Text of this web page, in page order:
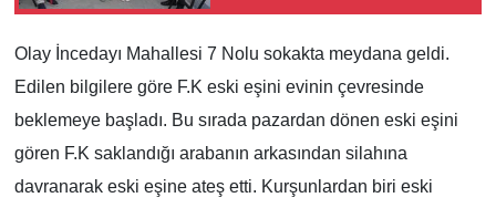
Olay İncedayı Mahallesi 7 Nolu sokakta meydana geldi.
Edilen bilgilere göre F.K eski eşini evinin çevresinde
beklemeye başladı. Bu sırada pazardan dönen eski eşini
gören F.K saklandığı arabanın arkasından silahına
davranarak eski eşine ateş etti. Kurşunlardan biri eski